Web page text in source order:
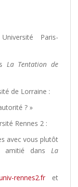
Paris-
La Tentation de
de Lorraine :
? »
Rennes 2 :
avec vous plutôt
amitié dans La
rennes2.fret